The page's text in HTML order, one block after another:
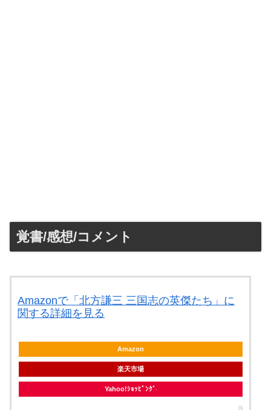
覚書/感想/コメント
Amazonで「北方謙三 三国志の英傑たち」に
関する詳細を見る
Amazon
楽天市場
Yahoo!ｼｮｯﾋﾟﾝｸﾞ